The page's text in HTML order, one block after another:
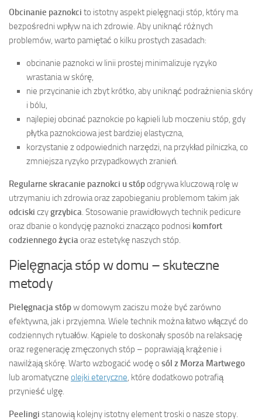
Obcinanie paznokci to istotny aspekt pielęgnacji stóp, który ma
bezpośredni wpływ na ich zdrowie. Aby uniknąć różnych
problemów, warto pamiętać o kilku prostych zasadach:
obcinanie paznokci w linii prostej minimalizuje ryzyko
wrastania w skórę,
nie przycinanie ich zbyt krótko, aby uniknąć podrażnienia skóry
i bólu,
najlepiej obcinać paznokcie po kąpieli lub moczeniu stóp, gdy
płytka paznokciowa jest bardziej elastyczna,
korzystanie z odpowiednich narzędzi, na przykład pilniczka, co
zmniejsza ryzyko przypadkowych zranień.
Regularne skracanie paznokci u stópodgrywa kluczową rolę w
utrzymaniu ich zdrowia oraz zapobieganiu problemom takim jak
odciski czygrzybica. Stosowanie prawidłowych technik pedicure
oraz dbanie o kondycję paznokci znacząco podnosi komfort
codziennego życiaoraz estetykę naszych stóp.
Pielęgnacja stóp w domu – skuteczne
metody
Pielęgnacja stópw domowym zaciszu może być zarówno
efektywna, jak i przyjemna. Wiele technik można łatwo włączyć do
codziennych rytuałów. Kąpiele to doskonały sposób na relaksację
oraz regenerację zmęczonych stóp – poprawiają krążenie i
nawilżają skórę. Warto wzbogacić wodę o sól z Morza Martwego
lub aromatyczne olejki eteryczne, które dodatkowo potrafią
przynieść ulgę.
Peelingi stanowią kolejny istotny element troski o nasze stopy.